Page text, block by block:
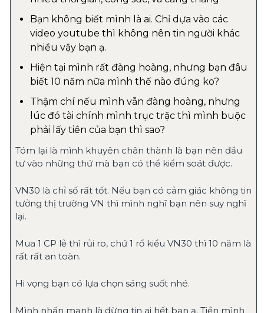
Bạn không biết mình là ai. Chỉ dựa vào các
video youtube thì không nên tin người khác
nhiều vậy bạn ạ.
Hiện tại mình rất đàng hoàng, nhưng bạn đâu
biết 10 năm nữa mình thế nào đúng ko?
Thậm chí nếu mình vẫn đàng hoàng, nhưng
lúc đó tài chính mình trục trặc thì mình buộc
phải lấy tiền của bạn thì sao?
Tóm lại là mình khuyên chân thành là bạn nên đầu
tư vào những thứ mà bạn có thể kiểm soát được.
VN30 là chỉ số rất tốt. Nếu bạn có cảm giác không tin
tưởng thị trường VN thì mình nghĩ bạn nên suy nghĩ
lại.
Mua 1 CP lẻ thì rủi ro, chứ 1 rổ kiểu VN30 thì 10 năm là
rất rất an toàn.
Hi vọng bạn có lựa chọn sáng suốt nhé.
Mình nhấn mạnh là đừng tin ai hết bạn ạ. Tiền mình